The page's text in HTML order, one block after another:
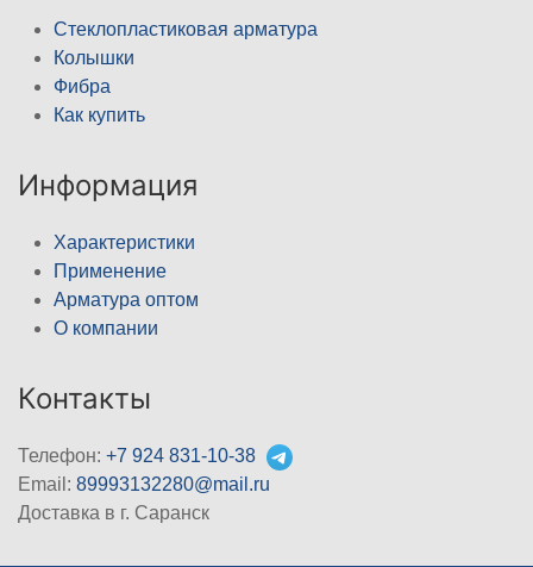
Стеклопластиковая арматура
Колышки
Фибра
Как купить
Информация
Характеристики
Применение
Арматура оптом
О компании
Контакты
Телефон: +7 924 831-10-38
Email: 89993132280@mail.ru
Доставка в г. Саранск